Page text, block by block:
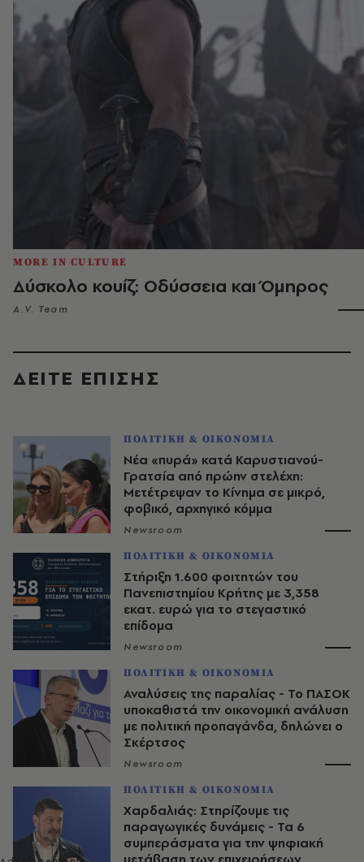
MORE IN CULTURE
Δύσκολο κουίζ: Οδύσσεια και Όμηρος
A.V. Team
ΔΕΙΤΕ ΕΠΙΣΗΣ
ΠΟΛΙΤΙΚΗ & ΟΙΚΟΝΟΜΙΑ
Νέα «πυρά» κατά Καρυστιανού-
Γρατσία από πρώην στελέχη:
Μετέτρεψαν το Κίνημα σε μικρό,
φοβικό, αρχηγικό κόμμα
Newsroom
ΠΟΛΙΤΙΚΗ & ΟΙΚΟΝΟΜΙΑ
Στήριξη 1.600 φοιτητών του
Πανεπιστημίου Κρήτης με 3,358
εκατ. ευρώ για το στεγαστικό
επίδομα
Newsroom
ΠΟΛΙΤΙΚΗ & ΟΙΚΟΝΟΜΙΑ
Αναλύσεις της παραλίας - Το ΠΑΣΟΚ
υποκαθιστά την οικονομική ανάλυση
με πολιτική προπαγάνδα, δηλώνει ο
Σκέρτσος
Newsroom
ΠΟΛΙΤΙΚΗ & ΟΙΚΟΝΟΜΙΑ
Χαρδαλιάς: Στηρίζουμε τις
παραγωγικές δυνάμεις - Τα 6
συμπεράσματα για την ψηφιακή